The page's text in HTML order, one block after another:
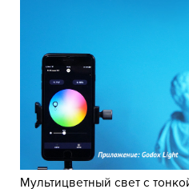
Мультицветный свет с